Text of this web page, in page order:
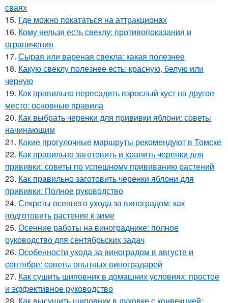
сваях
15. Где можно покататься на аттракционах
16. Кому нельзя есть свеклу: противопоказания и
ограничения
17. Сырая или вареная свекла: какая полезнее
18. Какую свеклу полезнее есть: красную, белую или
черную
19. Как правильно пересадить взрослый куст на другое
место: основные правила
20. Как выбрать черенки для прививки яблони: советы
начинающим
21. Какие прогулочные маршруты рекомендуют в Томске
22. Как правильно заготовить и хранить черенки для
прививки: советы по успешному прививанию растений
23. Как правильно заготовить черенки яблони для
прививки: Полное руководство
24. Секреты осеннего ухода за виноградом: как
подготовить растение к зиме
25. Осенние работы на винограднике: полное
руководство для сентябрьских задач
26. Особенности ухода за виноградом в августе и
сентябре: советы опытных виноградарей
27. Как сушить шиповник в домашних условиях: простое
и эффективное руководство